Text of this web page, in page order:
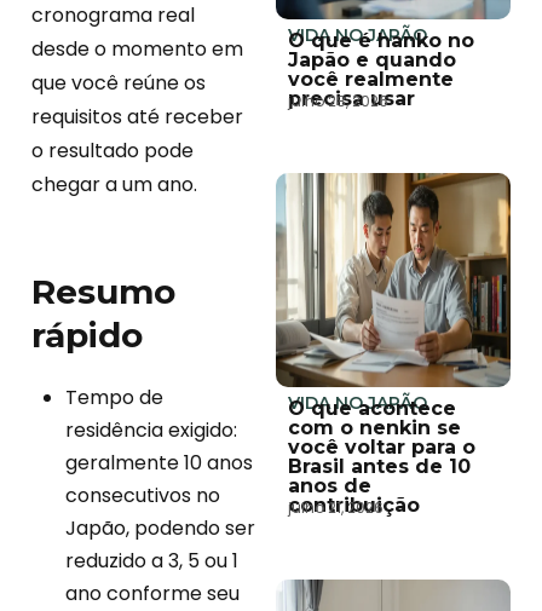
cronograma real
desde o momento em
que você reúne os
requisitos até receber
o resultado pode
chegar a um ano.
Resumo
rápido
Tempo de
residência exigido:
geralmente 10 anos
consecutivos no
Japão, podendo ser
reduzido a 3, 5 ou 1
ano conforme seu
VIDA NO JAPÃO
O que é hanko no
Japão e quando
você realmente
precisa usar
julho 28, 2026
VIDA NO JAPÃO
O que acontece
com o nenkin se
você voltar para o
Brasil antes de 10
anos de
contribuição
julho 21, 2026